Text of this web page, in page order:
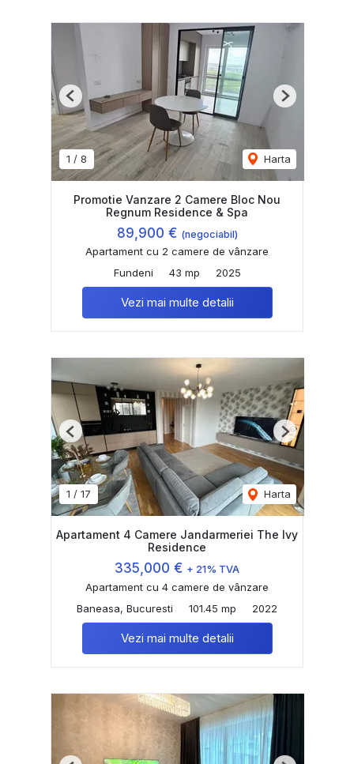
1 / 8 Harta
Previous Next
Promotie Vanzare 2 Camere Bloc Nou
Regnum Residence & Spa
89,900 € (negociabil)
Apartament cu 2 camere de vânzare
Fundeni
43 mp 2025
Vezi mai multe detalii
1 / 17 Harta
Previous Next
Apartament 4 Camere Jandarmeriei The Ivy
Residence
335,000 € + 21% TVA
Apartament cu 4 camere de vânzare
Baneasa, Bucuresti
101.45 mp 2022
Vezi mai multe detalii